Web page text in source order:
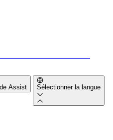
Assist Sélectionner la langue